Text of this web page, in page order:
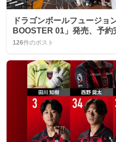
ドラゴンボールフュージョ
BOOSTER 01」発売、予
ンが大騒ぎ
126件のポスト